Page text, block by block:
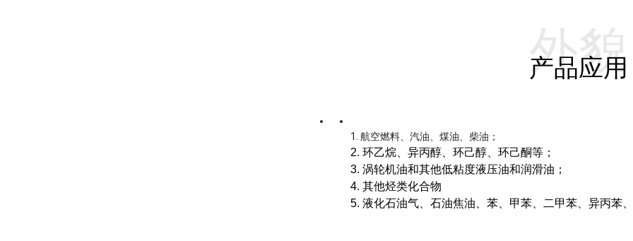
产品应用
外貌
1. 航空燃料、汽油、煤油、柴油；
2. 环乙烷、异丙醇、环己醇、环己酮等；
3. 涡轮机油和其他低粘度液压油和润滑油；
4. 其他烃类化合物
5. 液化石油气、石油焦油、苯、甲苯、二甲苯、异丙苯、